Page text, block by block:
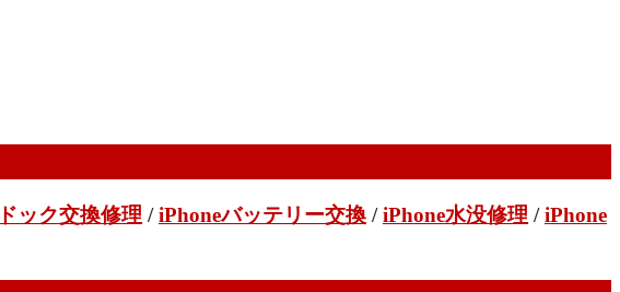
ック交換修理 /iPhoneバッテリー交換 /iPhone水没修理 /iPhone